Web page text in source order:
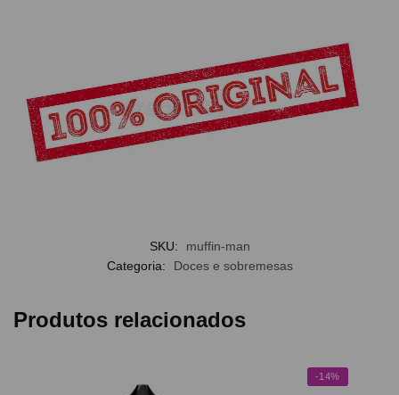
SKU:
muffin-man
Categoria:
Doces e sobremesas
Produtos relacionados
-14%